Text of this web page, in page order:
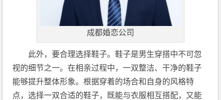
成都婚恋公司
此外，要合理选择鞋子。鞋子是男生穿搭中不可忽
视的细节之一。在相亲过程中，一双整洁、干净的鞋子
能够提升整体形象。根据穿着的场合和自身的风格特
点，选择一双合适的鞋子，既能与衣服相互搭配，又能